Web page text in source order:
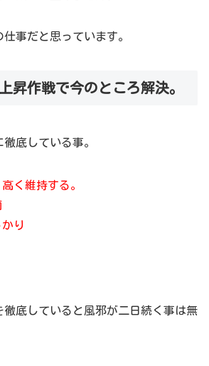
事だと思っています。
昇作戦で今のところ解決。
底している事。
く維持する。
り
徹底していると風邪が二日続く事は無